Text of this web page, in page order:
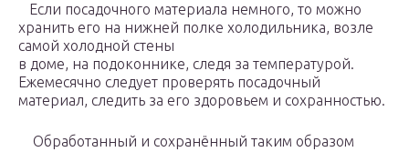
Если посадочного материала немного, то можно
хранить его на нижней полке холодильника, возле
самой холодной стены
в доме, на подоконнике, следя за температурой.
Ежемесячно следует проверять посадочный
материал, следить за его здоровьем и сохранностью.
Обработанный и сохранённый таким образом